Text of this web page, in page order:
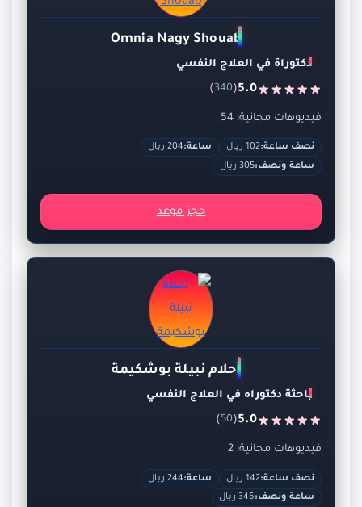
Omnia Nagy Shouab
دكتوراة في العلاج النفسي
5.0
(
340
)
فيديوهات مجانية: 54
نصف ساعة:102 ريال ساعة:204 ريال
ساعة ونصف:305 ريال
حجز موعد
أحلام نبيلة بوشكيمة
باحثة دكتوراه في العلاج النفسي
5.0
(
50
)
فيديوهات مجانية: 2
نصف ساعة:142 ريال ساعة:244 ريال
ساعة ونصف:346 ريال